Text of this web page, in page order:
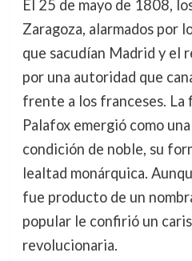
El 25 de mayo de 1808,
Zaragoza, alarmados por
que sacudían Madrid y el
por una autoridad que
frente a los franceses. La
Palafox emergió como
condición de noble, su
lealtad monárquica.
fue producto de un
popular le confirió un
revolucionaria.